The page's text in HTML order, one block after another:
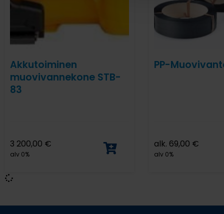
Akkutoiminen
muovivannekone STB-
83
3 200,00 €
alv 0%
PP-
alk. 69,00 €
alv 0%